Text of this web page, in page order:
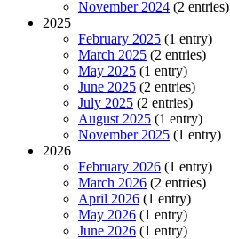
November 2024 (2 entries)
2025
February 2025 (1 entry)
March 2025 (2 entries)
May 2025 (1 entry)
June 2025 (2 entries)
July 2025 (2 entries)
August 2025 (1 entry)
November 2025 (1 entry)
2026
February 2026 (1 entry)
March 2026 (2 entries)
April 2026 (1 entry)
May 2026 (1 entry)
June 2026 (1 entry)